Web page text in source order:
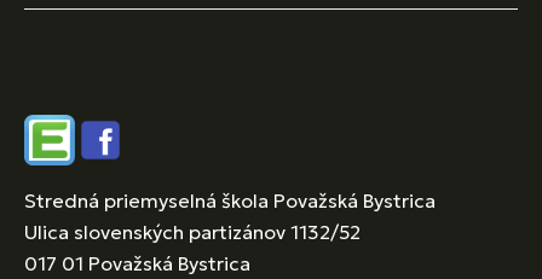
EdupageFacebook
Stredná priemyselná škola Považská Bystrica
Ulica slovenských partizánov 1132/52
017 01 Považská Bystrica